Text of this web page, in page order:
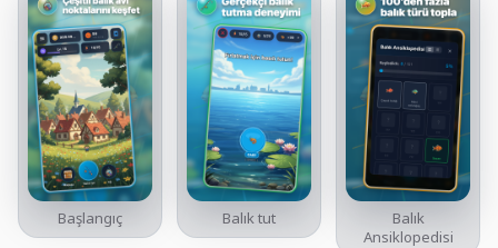
Başlangıç Balık tut
Balık
Ansiklopedisi